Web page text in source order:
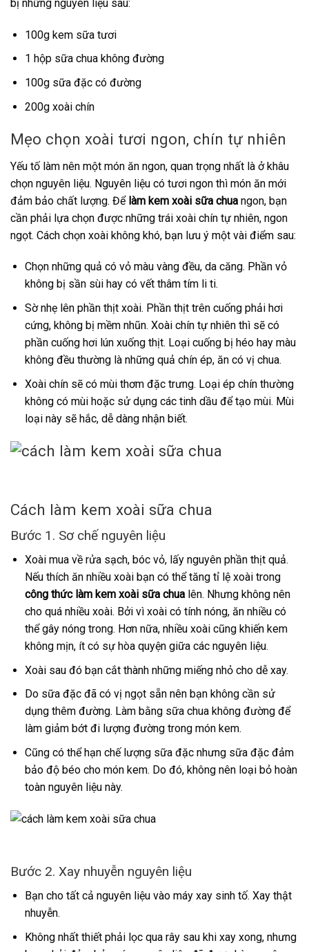
bị những nguyên liệu sau:
100g kem sữa tươi
1 hộp sữa chua không đường
100g sữa đặc có đường
200g xoài chín
Mẹo chọn xoài tươi ngon, chín tự nhiên
Yếu tố làm nên một món ăn ngon, quan trọng nhất là ở khâu
chọn nguyên liệu. Nguyên liệu có tươi ngon thì món ăn mới
đảm bảo chất lượng. Để làm kem xoài sữa chua ngon, bạn
cần phải lựa chọn được những trái xoài chín tự nhiên, ngon
ngọt. Cách chọn xoài không khó, bạn lưu ý một vài điểm sau:
Chọn những quả có vỏ màu vàng đều, da căng. Phần vỏ
không bị sần sùi hay có vết thâm tím li ti.
Sờ nhẹ lên phần thịt xoài. Phần thịt trên cuống phải hơi
cứng, không bị mềm nhũn. Xoài chín tự nhiên thì sẽ có
phần cuống hơi lún xuống thịt. Loại cuống bị héo hay màu
không đều thường là những quả chín ép, ăn có vị chua.
Xoài chín sẽ có mùi thơm đặc trưng. Loại ép chín thường
không có mùi hoặc sử dụng các tinh dầu để tạo mùi. Mùi
loại này sẽ hắc, dễ dàng nhận biết.
Cách làm kem xoài sữa chua
Bước 1. Sơ chế nguyên liệu
Xoài mua về rửa sạch, bóc vỏ, lấy nguyên phần thịt quả.
Nếu thích ăn nhiều xoài bạn có thể tăng tỉ lệ xoài trong
công thức làm kem xoài sữa chualên. Nhưng không nên
cho quá nhiều xoài. Bởi vì xoài có tính nóng, ăn nhiều có
thể gây nóng trong. Hơn nữa, nhiều xoài cũng khiến kem
không mịn, ít có sự hòa quyện giữa các nguyên liệu.
Xoài sau đó bạn cắt thành những miếng nhỏ cho dễ xay.
Do sữa đặc đã có vị ngọt sẵn nên bạn không cần sử
dụng thêm đường. Làm bằng sữa chua không đường để
làm giảm bớt đi lượng đường trong món kem.
Cũng có thể hạn chế lượng sữa đặc nhưng sữa đặc đảm
bảo độ béo cho món kem. Do đó, không nên loại bỏ hoàn
toàn nguyên liệu này.
Bước 2. Xay nhuyễn nguyên liệu
Bạn cho tất cả nguyên liệu vào máy xay sinh tố. Xay thật
nhuyễn.
Không nhất thiết phải lọc qua rây sau khi xay xong, nhưng